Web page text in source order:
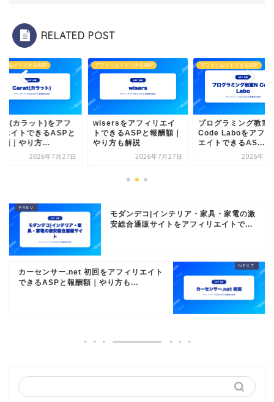
RELATED POST
リエイトできるASP
カラット)をアフ
エイトできるASPと
額｜やり方...
2026年7月27日
アフィリエイトできるASP
wisersをアフィリエイ
トできるASPと報酬額｜
やり方も解説
2026年7月27日
アフィリエイトできるASP
プログラミング教室
Code Laboをアフィ
エイトできるAS...
2026年7
モダンデコ|インテリア・家具・家電の激
安総合通販サイトをアフィリエイトで...
カーセンサー.net 初回をアフィリエイト
できるASPと報酬額｜やり方も...